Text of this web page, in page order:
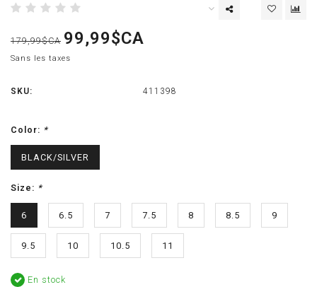
179,99$CA 99,99$CA
Sans les taxes
SKU: 411398
Color: *
BLACK/SILVER
Size: *
6 6.5 7 7.5 8 8.5 9
9.5 10 10.5 11
En stock